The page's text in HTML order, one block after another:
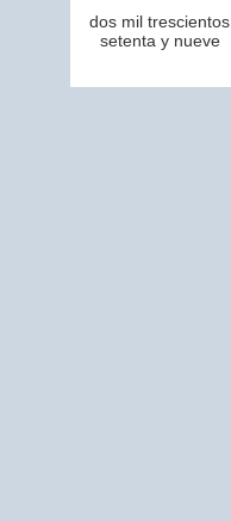
dos mil trescientos
setenta y nueve